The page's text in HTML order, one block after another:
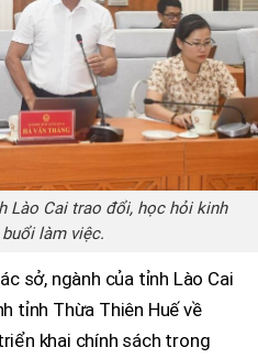
Lào Cai trao đổi, học hỏi kinh
làm việc.
sở, ngành của tỉnh Lào Cai
tỉnh Thừa Thiên Huế về
khai chính sách trong